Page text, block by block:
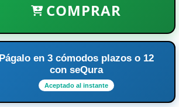
COMPRAR
Págalo en 3 cómodos plazos o 12
con seQura
Aceptado al instante